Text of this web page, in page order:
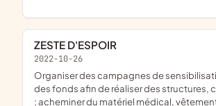
ZESTE D'ESPOIR
2022-10-26
organiser des campagnes de sensibilisation ; récolter
des fonds afin de réaliser des structures,
; acheminer du matériel médical,